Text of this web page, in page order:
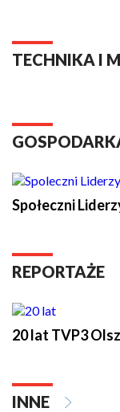
TECHNIKA I
Społeczni
REPORTAŻE
20 lat TVP3
INNE